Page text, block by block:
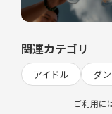
関連カテゴリ
アイドル ダ
ご利用に